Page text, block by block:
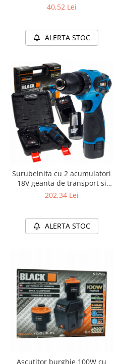
40,52 Lei
ALERTA STOC
Surubelnita cu 2 acumulatori
18V geanta de transport si
incarcator
202,34 Lei
ALERTA STOC
Ascutitor burghie 100W cu